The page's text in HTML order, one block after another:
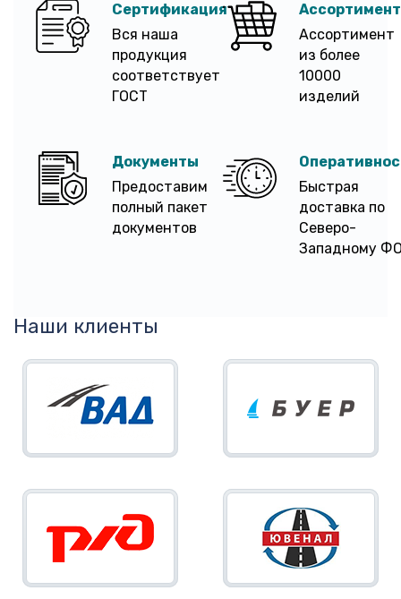
Сертификация
Вся наша
продукция
соответствует
ГОСТ
Ассортимент
Ассортимент
из более
10000
изделий
Документы
Предоставим
полный пакет
документов
Быстрая
доставка по
Северо-
Западному
Наши клиенты